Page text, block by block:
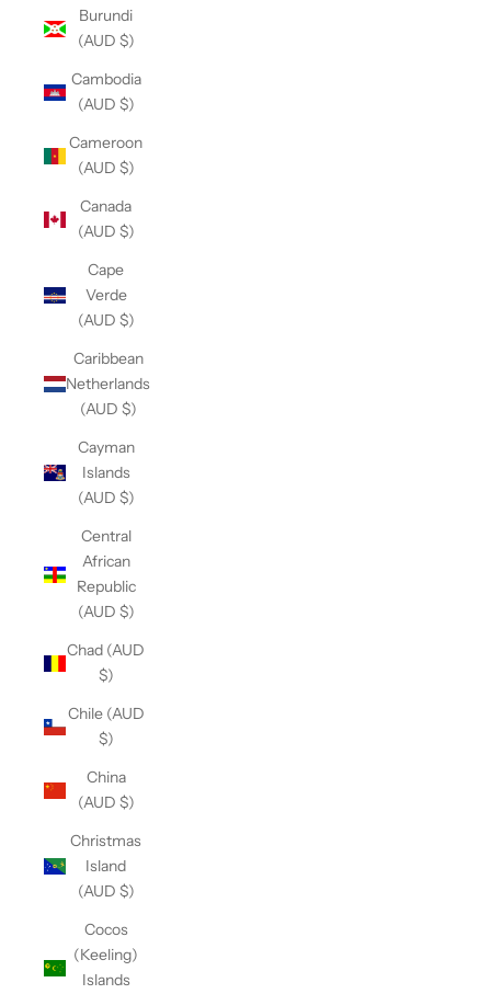
Burundi
(AUD $)
Cambodia
(AUD $)
Cameroon
(AUD $)
Canada
(AUD $)
Cape
Verde
(AUD $)
Caribbean
Netherlands
(AUD $)
Cayman
Islands
(AUD $)
Central
African
Republic
(AUD $)
Chad (AUD
$)
Chile (AUD
$)
China
(AUD $)
Christmas
Island
(AUD $)
Cocos
(Keeling)
Islands